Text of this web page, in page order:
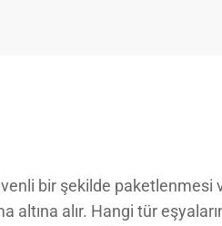
bir şekilde paketlenmesi
altına alır. Hangi tür